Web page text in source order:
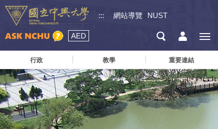
::: 網站導覽 NUST
AED
行政 教學 重要連結